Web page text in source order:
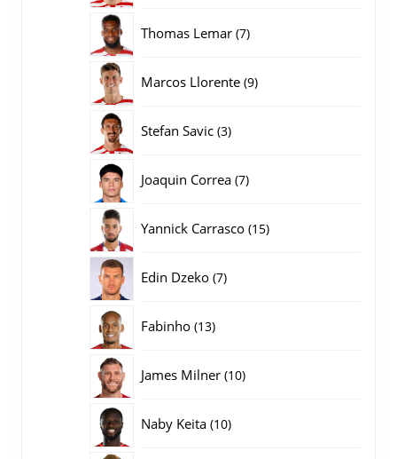
Thomas Lemar 77
Marcos Llorente 99
Stefan Savic 33
Joaquin Correa 77
Yannick Carrasco 1515
Edin Dzeko 77
Fabinho 1313
James Milner 1010
Naby Keita 1010